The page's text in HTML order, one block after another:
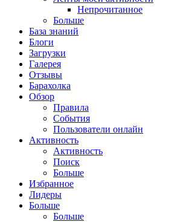
Непрочитанное
Больше
База знаний
Блоги
Загрузки
Галерея
Отзывы
Барахолка
Обзор
Правила
События
Пользователи онлайн
Активность
Активность
Поиск
Больше
Избранное
Лидеры
Больше
Больше